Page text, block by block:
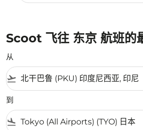
Scoot 飞往 东京 航班的
从
flight_takeoff
到
flight_land